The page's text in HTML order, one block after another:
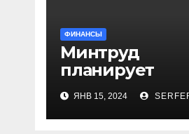
ФИНАНСЫ
Минтруд
планирует
на 7,4% более
выплат и
ЯНВ 15, 2024